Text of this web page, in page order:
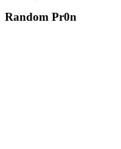
Random Pr0n